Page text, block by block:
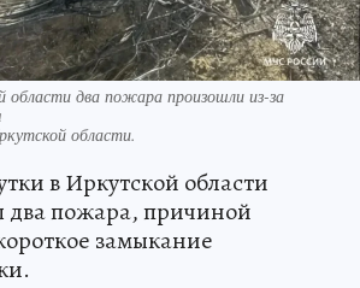
области два пожара произошли из-за
области.
в Иркутской области
два пожара, причиной
замыкание